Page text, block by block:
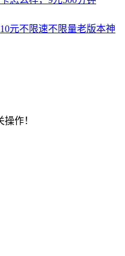
元不限速不限量老版本神
作！